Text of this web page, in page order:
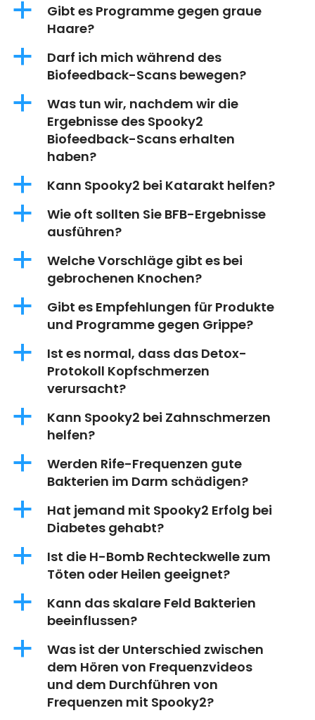
a
Gibt es Programme gegen graue
Haare?
a
Darf ich mich während des
Biofeedback-Scans bewegen?
a
Was tun wir, nachdem wir die
Ergebnisse des Spooky2
Biofeedback-Scans erhalten
haben?
a Kann Spooky2 bei Katarakt helfen?
a
Wie oft sollten Sie BFB-Ergebnisse
ausführen?
a
Welche Vorschläge gibt es bei
gebrochenen Knochen?
a
Gibt es Empfehlungen für Produkte
und Programme gegen Grippe?
a
Ist es normal, dass das Detox-
Protokoll Kopfschmerzen
verursacht?
a
Kann Spooky2 bei Zahnschmerzen
helfen?
a
Werden Rife-Frequenzen gute
Bakterien im Darm schädigen?
a
Hat jemand mit Spooky2 Erfolg bei
Diabetes gehabt?
a
Ist die H-Bomb Rechteckwelle zum
Töten oder Heilen geeignet?
a
Kann das skalare Feld Bakterien
beeinflussen?
a
Was ist der Unterschied zwischen
dem Hören von Frequenzvideos
und dem Durchführen von
Frequenzen mit Spooky2?